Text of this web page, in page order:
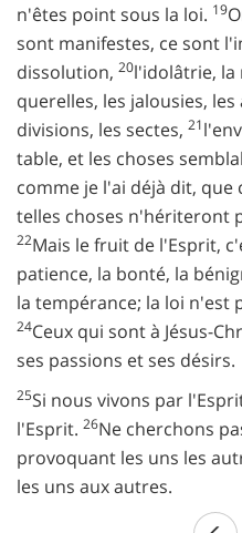
n'êtes point sous la loi. 19
sont manifestes, ce sont
dissolution, 20l'idolâtrie, la
querelles, les jalousies,
divisions, les sectes, 21
table, et les choses
comme je l'ai déjà dit,
telles choses n'hériteront
22Mais le fruit de l'Esprit,
patience, la bonté, la
la tempérance; la loi n'est
24Ceux qui sont à Jésus-
ses passions et ses désirs.
25Si nous vivons par
l'Esprit. 26Ne cherchons
provoquant les uns les
les uns aux autres.